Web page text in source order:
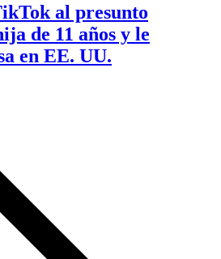
al presunto
de 11 años y le
en EE. UU.